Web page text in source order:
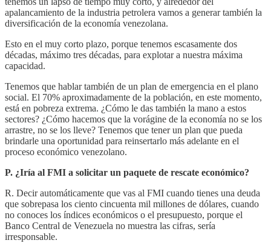
apalancamiento de la industria petrolera vamos a generar también la
diversificación de la economía venezolana.
Esto en el muy corto plazo, porque tenemos escasamente dos
décadas, máximo tres décadas, para explotar a nuestra máxima
capacidad.
Tenemos que hablar también de un plan de emergencia en el plano
social. El 70% aproximadamente de la población, en este momento,
está en pobreza extrema. ¿Cómo le das también la mano a estos
sectores? ¿Cómo hacemos que la vorágine de la economía no se los
arrastre, no se los lleve? Tenemos que tener un plan que pueda
brindarle una oportunidad para reinsertarlo más adelante en el
proceso económico venezolano.
P. ¿Iría al FMI a solicitar un paquete de rescate económico?
R. Decir automáticamente que vas al FMI cuando tienes una deuda
que sobrepasa los ciento cincuenta mil millones de dólares, cuando
no conoces los índices económicos o el presupuesto, porque el
Banco Central de Venezuela no muestra las cifras, sería
irresponsable.